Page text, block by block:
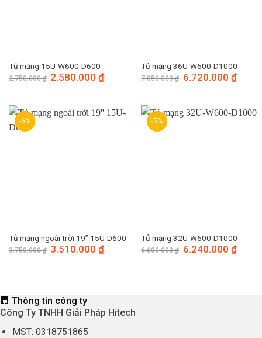
Tủ mạng 15U-W600-D600
2.750.000₫ Giá
gốc
2.580.000₫
2.580.000 ₫.
Tủ mạng 36U-W600-D1000
7.050.000₫ Giá
gốc
6.720.000 ₫Giá
-6%
Tủ mạng ngoài trời 19” 15U-D600
3.750.000₫ Giá
gốc
3.510.000₫
-5%
Tủ mạng 32U-W600-D1000
6.600.000₫ Giá
gốc
6.240.000 ₫Giá
🏢 Thông tin công ty
Công Ty TNHH Giải Pháp Hitech
MST: 0318751865